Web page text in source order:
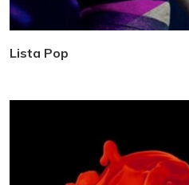
Lista Pop